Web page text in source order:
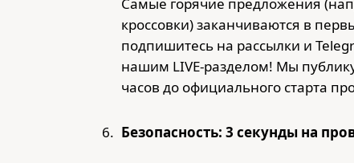
Самые горячие предложения
кроссовки) заканчиваются в
подпишитесь на рассылки и
нашим LIVE-разделом! Мы
часов до официального старта
Безопасность: 3 секунды на